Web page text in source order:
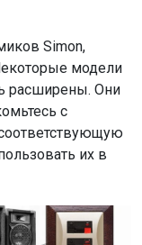
Simon,
модели
расширены. Они
с
их в